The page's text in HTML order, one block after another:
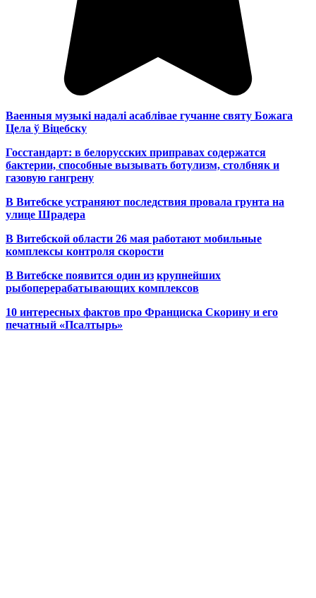
Ваенныя музыкі надалі асаблівае гучанне святу Божага
Цела ў Віцебску
Госстандарт: в белорусских приправах содержатся
бактерии, способные вызывать ботулизм, столбняк и
газовую гангрену
В Витебске устраняют последствия провала грунта на
улице Шрадера
В Витебской области 26 мая работают мобильные
комплексы контроля скорости
В Витебске появится один из крупнейших
рыбоперерабатывающих комплексов
10 интересных фактов про Франциска Скорину и его
печатный «Псалтырь»